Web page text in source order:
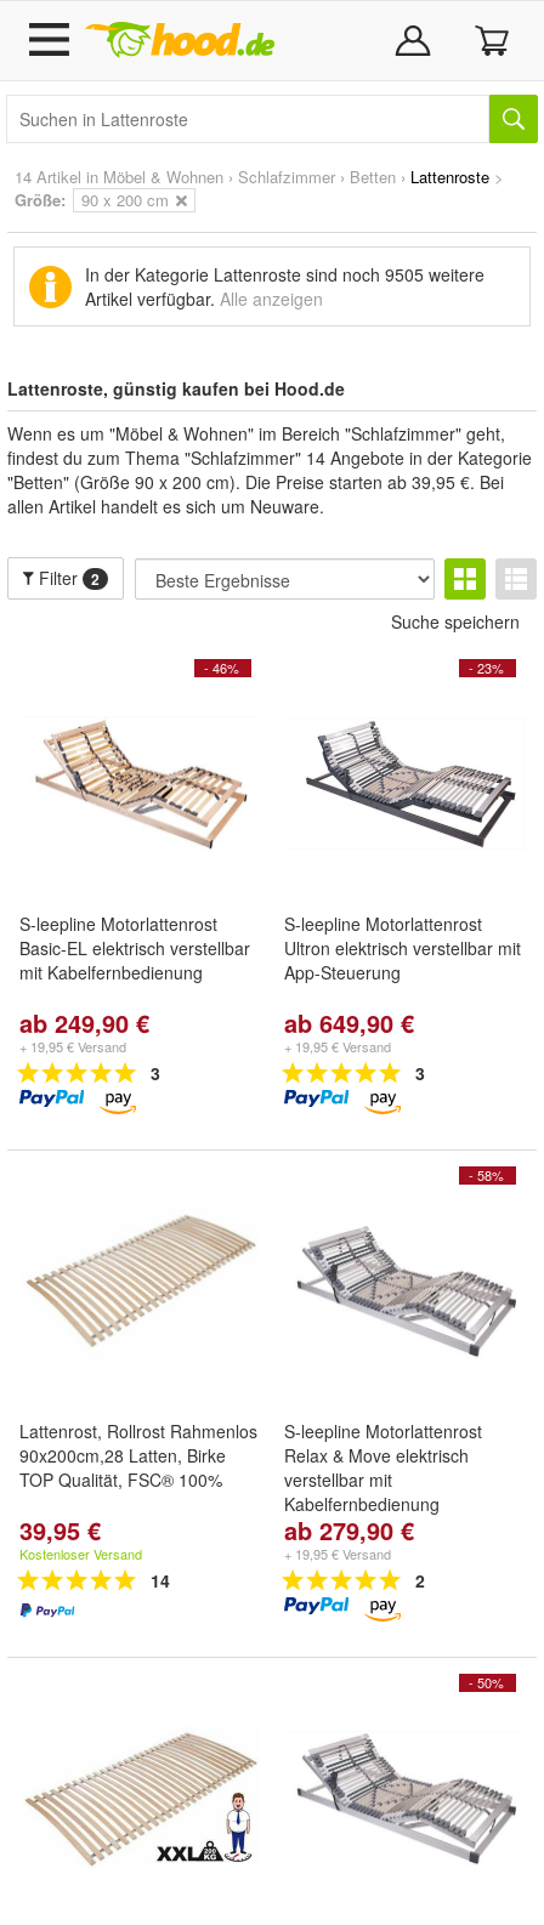
14 Artikel in Möbel & Wohnen › Schlafzimmer › Betten › Lattenroste >
Größe:
90 x 200 cm
In der Kategorie Lattenroste sind noch 9505 weitere
Artikel verfügbar. Alle anzeigen
Lattenroste, günstig kaufen bei Hood.de
Wenn es um "Möbel & Wohnen" im Bereich "Schlafzimmer" geht,
findest du zum Thema "Schlafzimmer" 14 Angebote in der Kategorie
"Betten" (Größe 90 x 200 cm). Die Preise starten ab 39,95 €. Bei
allen Artikel handelt es sich um Neuware.
Filter 2
Suche speichern
- 46%
S-leepline Motorlattenrost
Basic-EL elektrisch verstellbar
mit Kabelfernbedienung
ab 249,90 €
+ 19,95 € Versand
3
- 23%
S-leepline Motorlattenrost
Ultron elektrisch verstellbar mit
App-Steuerung
ab 649,90 €
+ 19,95 € Versand
3
Lattenrost, Rollrost Rahmenlos
90x200cm,28 Latten, Birke
TOP Qualität, FSC® 100%
39,95 €
Kostenloser Versand
14
- 58%
S-leepline Motorlattenrost
Relax & Move elektrisch
verstellbar mit
Kabelfernbedienung
ab 279,90 €
+ 19,95 € Versand
2
- 50%